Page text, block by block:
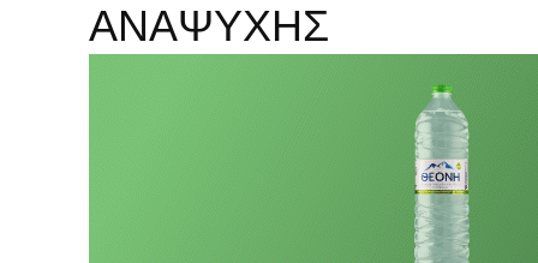
ΑΝΑΨΥΧΗΣ